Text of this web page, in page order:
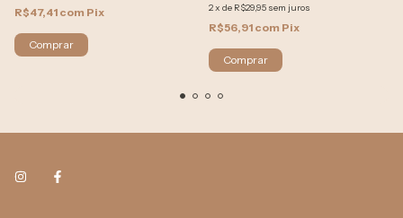
R$47,41 com Pix 2x de R$29,95 sem juros
R$56,91 com Pix